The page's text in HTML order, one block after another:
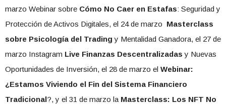
marzo Webinar sobre Cómo No Caer en Estafas: Seguridad y
Protección de Activos Digitales, el 24 de marzo Masterclass
sobre Psicología del Trading y Mentalidad Ganadora, el 27 de
marzo Instagram Live Finanzas Descentralizadasy Nuevas
Oportunidades de Inversión, el 28 de marzo el Webinar:
¿Estamos Viviendo el Fin del Sistema Financiero
Tradicional?, y el 31 de marzo la Masterclass: Los NFT No